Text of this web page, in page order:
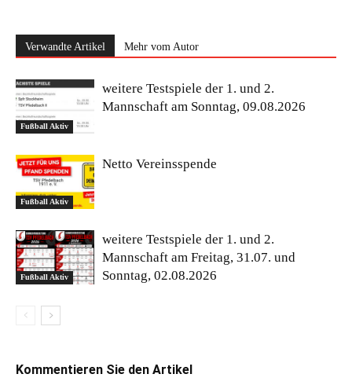
Verwandte Artikel Mehr vom Autor
Fußball Aktiv
weitere Testspiele der 1. und 2.
Mannschaft am Sonntag, 09.08.2026
Fußball Aktiv
Netto Vereinsspende
Fußball Aktiv
weitere Testspiele der 1. und 2.
Mannschaft am Freitag, 31.07. und
Sonntag, 02.08.2026
Kommentieren Sie den Artikel